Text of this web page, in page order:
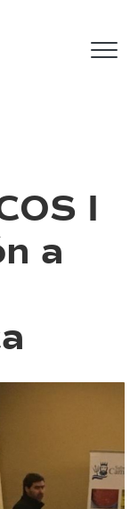
I
a